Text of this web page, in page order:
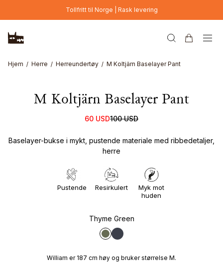
Hopp til hovedinnholdTollfritt til Norge | Rask levering
Hjem Herre Herreundertøy M Koltjärn Baselayer Pant
M Koltjärn Baselayer Pant
60 USD100 USD
Baselayer-bukse i mykt, pustende materiale med ribbedetaljer,
herre
Pustende Resirkulert
Myk mot
huden
Thyme Green
William er 187 cm høy og bruker størrelse M.